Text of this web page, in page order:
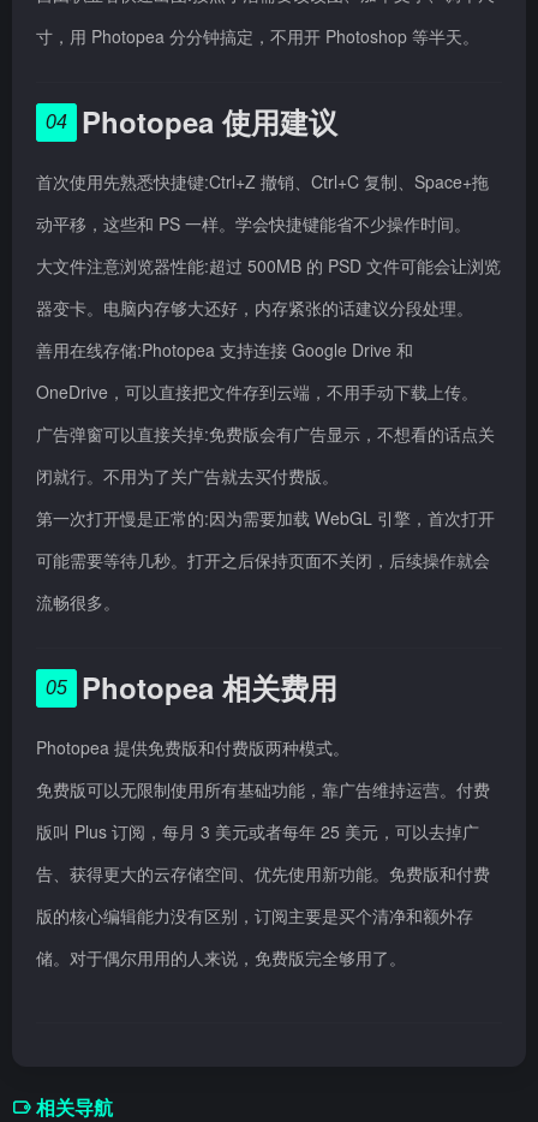
寸，用 Photopea 分分钟搞定，不用开 Photoshop 等半天。
04 Photopea 使用建议
首次使用先熟悉快捷键:Ctrl+Z 撤销、Ctrl+C 复制、Space+拖
动平移，这些和 PS 一样。学会快捷键能省不少操作时间。
大文件注意浏览器性能:超过 500MB 的 PSD 文件可能会让浏览
器变卡。电脑内存够大还好，内存紧张的话建议分段处理。
善用在线存储:Photopea 支持连接 Google Drive 和
OneDrive，可以直接把文件存到云端，不用手动下载上传。
广告弹窗可以直接关掉:免费版会有广告显示，不想看的话点关
闭就行。不用为了关广告就去买付费版。
第一次打开慢是正常的:因为需要加载 WebGL 引擎，首次打开
可能需要等待几秒。打开之后保持页面不关闭，后续操作就会
流畅很多。
05 Photopea 相关费用
Photopea 提供免费版和付费版两种模式。
免费版可以无限制使用所有基础功能，靠广告维持运营。付费
版叫 Plus 订阅，每月 3 美元或者每年 25 美元，可以去掉广
告、获得更大的云存储空间、优先使用新功能。免费版和付费
版的核心编辑能力没有区别，订阅主要是买个清净和额外存
储。对于偶尔用用的人来说，免费版完全够用了。
相关导航